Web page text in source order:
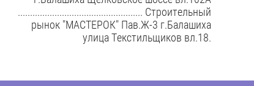
................................................... Строительный
рынок "МАСТЕРОК" Пав.Ж-3 г.Балашиха
улица Текстильщиков вл.18.